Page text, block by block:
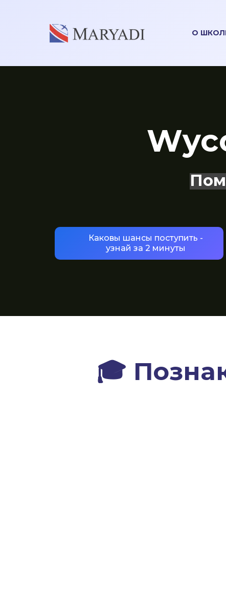
О
Каковы шансы поступить -
узнай за 2 минуты
🎓